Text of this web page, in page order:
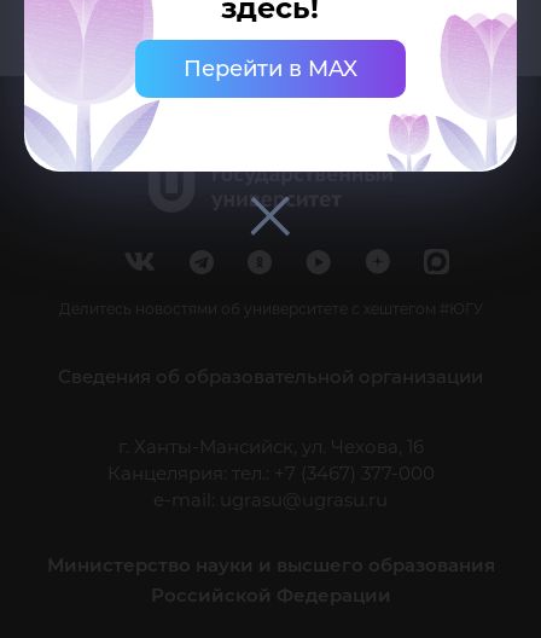
здесь!
Перейти в MAX
Делитесь новостями об университете с хештегом #ЮГУ
Сведения об образовательной организации
г. Ханты-Мансийск, ул. Чехова, 16
Канцелярия: тел.: +7 (3467) 377-000
e-mail:
ugrasu@ugrasu.ru
Министерство науки и высшего образования
Российской Федерации